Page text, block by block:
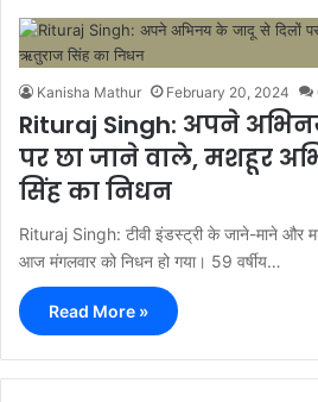
Kanisha Mathur February 20, 2024
Rituraj Singh: अपने
पर छा जाने वाले, मशहूर
सिंह का निधन
Rituraj Singh: टीवी इंडस्ट्री के जाने-माने और
आज मंगलवार को निधन हो गया। 59 वर्षीय…
Read More »